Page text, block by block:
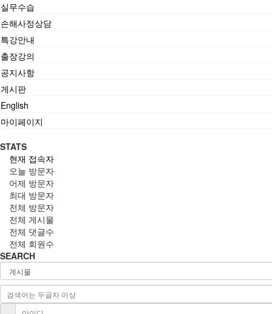
실무수습
손해사정상담
특강안내
출장강의
공지사항
게시판
English
마이페이지
STATS
현재 접속자
오늘 방문자
어제 방문자
최대 방문자
전체 방문자
전체 게시물
전체 댓글수
전체 회원수
SEARCH